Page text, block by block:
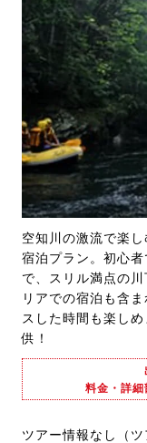
空知川の激流で楽
宿泊プラン。初心
で、スリル満点の
リアでの宿泊も含
スした時間も楽し
供！
料金・詳
ツアー情報なし（